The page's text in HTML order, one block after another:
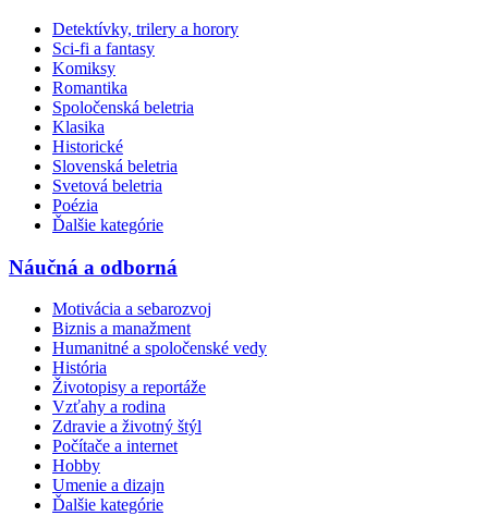
Detektívky, trilery a horory
Sci-fi a fantasy
Komiksy
Romantika
Spoločenská beletria
Klasika
Historické
Slovenská beletria
Svetová beletria
Poézia
Ďalšie kategórie
Náučná a odborná
Motivácia a sebarozvoj
Biznis a manažment
Humanitné a spoločenské vedy
História
Životopisy a reportáže
Vzťahy a rodina
Zdravie a životný štýl
Počítače a internet
Hobby
Umenie a dizajn
Ďalšie kategórie